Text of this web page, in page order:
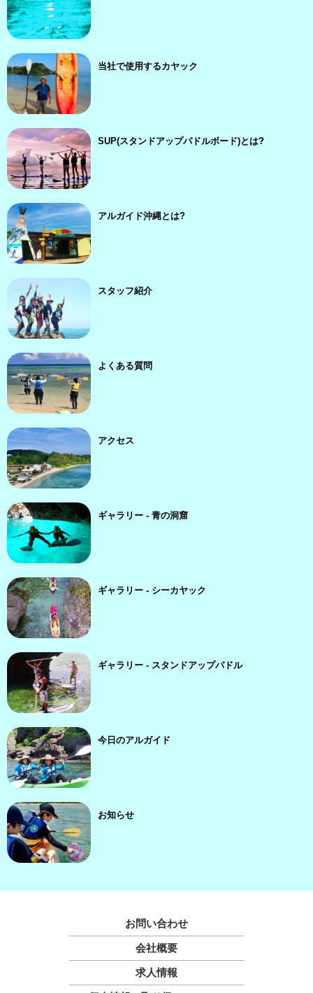
当社で使用するカヤック
SUP(スタンドアップパドルボード)とは?
アルガイド沖縄とは?
スタッフ紹介
よくある質問
アクセス
ギャラリー - 青の洞窟
ギャラリー - シーカヤック
ギャラリー - スタンドアップパドル
今日のアルガイド
お知らせ
お問い合わせ
会社概要
求人情報